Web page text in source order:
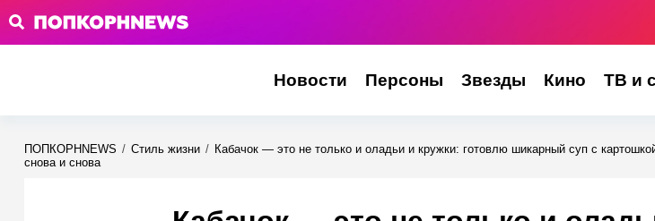
Новости Персоны Звезды Кино ТВ и
ПОПКОРНNEWS / Стиль жизни / Кабачок — это не только и оладьи и кружки: готовлю шикарный суп с
снова и снова